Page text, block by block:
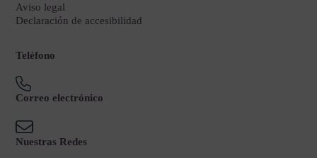
Aviso legal
Declaración de accesibilidad
Teléfono
Correo electrónico
Nuestras Redes